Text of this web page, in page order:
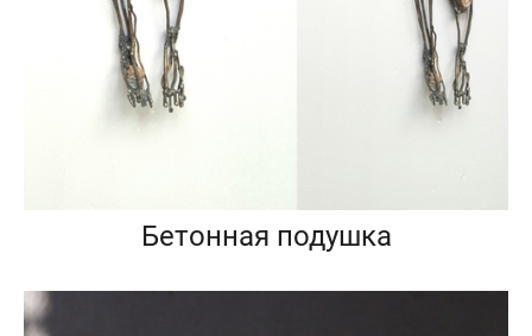
Бетонная подушка